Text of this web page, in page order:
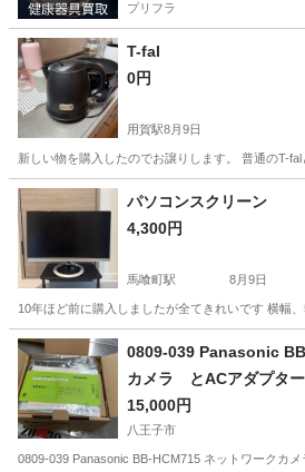
プリフラ
T-fal
0円
用賀駅8月9日
新しい物を購入したのでお譲りします。 普通のT-
東京 世田谷区 生活家電
パソコンスクリーン
4,300円
馬喰町駅 8月9日
10年ほど前に購入しましたが全てきれいです 横幅
東京 中央区
0809-039 Panasonic
カメラ とACアダプタ
15,000円
八王子市
0809-039 Panasonic BB-HCM715 ネットワーク